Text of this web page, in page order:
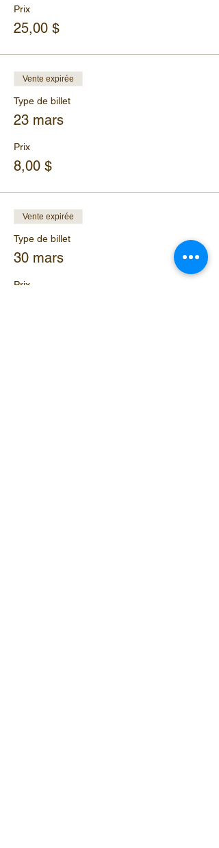
Prix
25,00 $
Vente expirée
Type de billet
23 mars
Prix
8,00 $
Vente expirée
Type de billet
30 mars
Prix